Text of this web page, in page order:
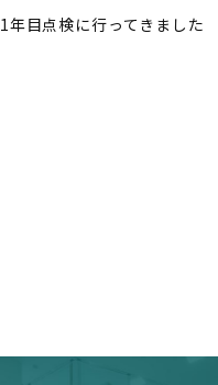
1年目点検に行ってきました